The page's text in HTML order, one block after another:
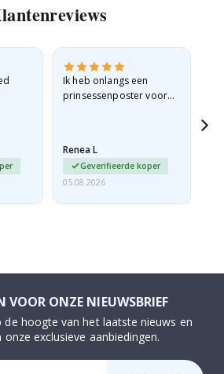
Ik heb onlangs een
prinsessenposter voor
licht…
Renea L
Geverifieerde koper
05.08.2026
VOOR ONZE NIEUWSBRIEF
de hoogte van het laatste nieuws en
exclusieve aanbiedingen.